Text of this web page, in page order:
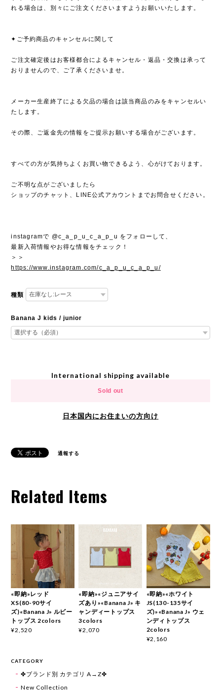
れる場合は、別々にご注文くださいますようお願いいたします。
✦ご予約商品のキャンセルに関して
ご注文確定後はお客様都合によるキャンセル・返品・交換は承って
おりませんので、ご了承くださいませ。
メーカー生産終了による欠品の場合は該当商品のみをキャンセルい
たします。
その際、ご返金先の情報をご提示お願いする場合がございます。
すべての方が気持ちよくお買い物できるよう、心がけております。
ご不明な点がございましたら
ショップのチャット、LINE公式アカウントまでお問合せください。
instagramで @c_a_p_u_c_a_p_u をフォローして、
最新入荷情報やお得な情報をチェック！
＞＞
https://www.instagram.com/c_a_p_u_c_a_p_u/
種類
Banana J kids / junior
International shipping available
Sold out
日本国内にお住まいの方向け
通報する
Related Items
«即納»レッド
XS(80-90サイ
ズ)«Banana J» ルビー
トップス 2colors
¥2,520
«即納»«ジュニアサイ
ズあり»«Banana J» キ
ャンディートップス
3colors
¥2,070
«即納»«ホワイト
JS(130-135サイ
ズ)»«Banana J» ウェ
ンディトップス
2colors
¥2,160
CATEGORY
✤ブランド別 カテゴリ A→Z✤
New Collection